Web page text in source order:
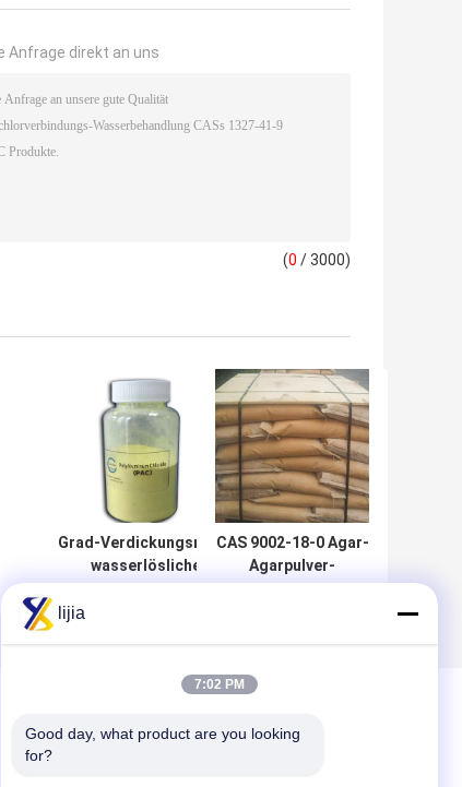
Anfrage direkt an uns
(0 / 3000)
Grad-Verdickungsmittel-
wasserlösliches
Polyaluminiumchlorverbindungs-
Pulver EINECS 215-477-2
CAS 9002-18-0 Agar-
Agarpulver-
Bestandteile, Agar-
HINTERLASSEN
lijia
7:02 PM
Good day, what product are you looking
for?